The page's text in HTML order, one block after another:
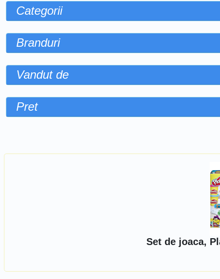
Categorii
Branduri
Vandut de
Pret
Set de joaca,